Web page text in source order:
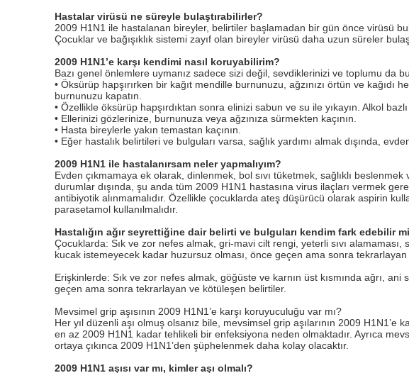
Hastalar virüsü ne süreyle bulaştırabilirler?
2009 H1N1 ile hastalanan bireyler, belirtiler başlamadan bir gün önce virüsü
Çocuklar ve bağışıklık sistemi zayıf olan bireyler virüsü daha uzun süreler
2009 H1N1’e karşı kendimi nasıl koruyabilirim?
Bazı genel önlemlere uymanız sadece sizi değil, sevdiklerinizi ve toplumu da
• Öksürüp hapşırırken bir kağıt mendille burnunuzu, ağzınızı örtün ve kağıdı
burnunuzu kapatın.
• Özellikle öksürüp hapşırdıktan sonra elinizi sabun ve su ile yıkayın. Alkol
• Ellerinizi gözlerinize, burnunuza veya ağzınıza sürmekten kaçının.
• Hasta bireylerle yakın temastan kaçının.
• Eğer hastalık belirtileri ve bulguları varsa, sağlık yardımı almak dışında, evden
2009 H1N1 ile hastalanırsam neler yapmalıyım?
Evden çıkmamaya ek olarak, dinlenmek, bol sıvı tüketmek, sağlıklı
durumlar dışında, şu anda tüm 2009 H1N1 hastasına virus ilaçları vermek
antibiyotik alınmamalıdır. Özellikle çocuklarda ateş düşürücü olarak aspirin
parasetamol kullanılmalıdır.
Hastalığın ağır seyrettiğine dair belirti ve bulguları kendim fark edebilir
Çocuklarda: Sık ve zor nefes almak, gri-mavi cilt rengi, yeterli sıvı
kucak istemeyecek kadar huzursuz olması, önce geçen ama sonra
Erişkinlerde: Sık ve zor nefes almak, göğüste ve karnın üst kısmında ağrı, ani
geçen ama sonra tekrarlayan ve kötüleşen belirtiler.
Mevsimel grip aşısının 2009 H1N1’e karşı koruyuculuğu var mı?
Her yıl düzenli aşı olmuş olsanız bile, mevsimsel grip aşılarının 2009
en az 2009 H1N1 kadar tehlikeli bir enfeksiyona neden olmaktadır. Ayrıca
ortaya çıkınca 2009 H1N1’den şüphelenmek daha kolay olacaktır.
2009 H1N1 aşısı var mı, kimler aşı olmalı?